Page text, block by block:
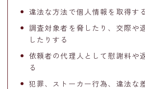
違法な方法で個人情報を取得する
調査対象者を脅したり、交際や
したりする
依頼者の代理人として慰謝料や
る
犯罪、ストーカー行為、違法な